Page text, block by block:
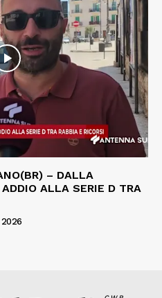
– DALLA
ALLA SERIE D TRA